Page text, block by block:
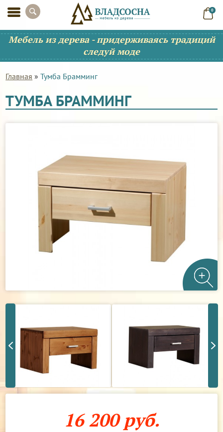
0
Мебель из дерева - придерживаясь традиций
следуй моде
Главная »Тумба Брамминг
ТУМБА БРАММИНГ
16 200 руб.